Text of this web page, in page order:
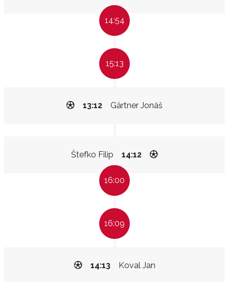
14:54
15:13
Gärtner Jonáš
13:12
Štefko Filip 14:12
16:00
16:09
Koval Jan
14:13